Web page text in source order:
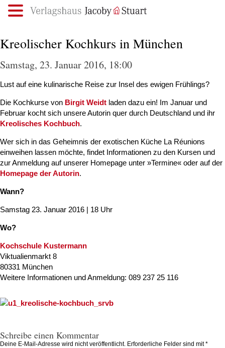
Kreolischer Kochkurs in München
Samstag, 23. Januar 2016, 18:00
Lust auf eine kulinarische Reise zur Insel des ewigen Frühlings?
Die Kochkurse von Birgit Weidt laden dazu ein! Im Januar und
Februar kocht sich unsere Autorin quer durch Deutschland und ihr
Kreolisches Kochbuch.
Wer sich in das Geheimnis der exotischen Küche La Réunions
einweihen lassen möchte, findet Informationen zu den Kursen und
zur Anmeldung auf unserer Homepage unter »Termine« oder auf der
Homepage der Autorin.
Wann?
Samstag 23. Januar 2016 | 18 Uhr
Wo?
Kochschule Kustermann
Viktualienmarkt 8
80331 München
Weitere Informationen und Anmeldung: 089 237 25 116
Schreibe einen Kommentar
Deine E-Mail-Adresse wird nicht veröffentlicht. Erforderliche Felder sind mit*